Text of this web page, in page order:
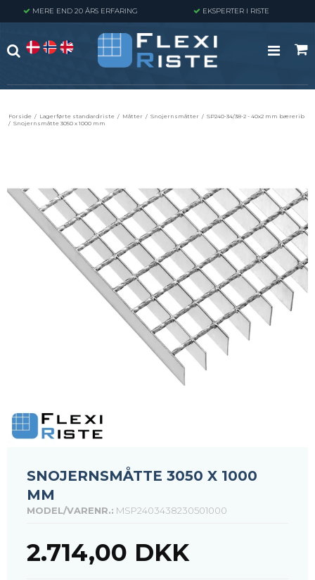
MERE END 20 ÅRS ERFARING EKSPERTER I RISTE
Forside / Lagerførte standardriste / Måtter / Snojernsmåtter / SP240-34/38-2 - 40x2 mm bærerib
/ Snojernsmåtte 3050 x 1000 mm
SNOJERNSMÅTTE 3050 X 1000
MM
MODEL/VARENR.: MSP2403438230501000
2.714,00 DKK